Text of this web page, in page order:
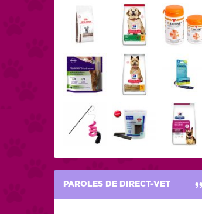
PAROLES DE DIRECT-VET